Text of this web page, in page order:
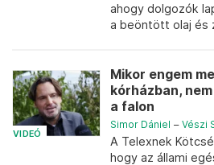
ahogy dolgozók
a beöntött olaj és
VIDEÓ
Mikor engem
kórházban,
a falon
Simor Dániel – Vészi
A Telexnek
hogy az állami